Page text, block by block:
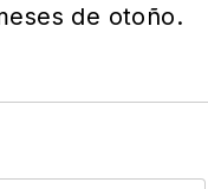
de otoño.